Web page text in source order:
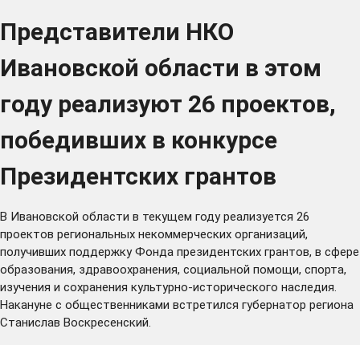
Представители НКО
Ивановской области в этом
году реализуют 26 проектов,
победивших в конкурсе
Президентских грантов
В Ивановской области в текущем годуреализуется 26
проектов региональных некоммерческих организаций,
получивших поддержку Фонда президентских грантов, в сфере
образования, здравоохранения, социальной помощи, спорта,
изучения и сохранения культурно-исторического наследия.
Накануне с общественниками встретился губернатор региона
Станислав Воскресенский.